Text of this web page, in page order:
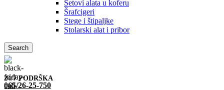
Setovi alata u koferu
Šrafcigeri
Stege i štipaljke
Stolarski alat i pribor
Search
24/7 PODRŠKA
065/26-25-750